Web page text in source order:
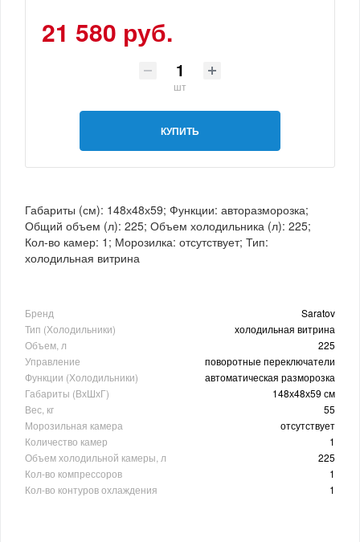
21 580 руб.
шт
КУПИТЬ
Габариты (см): 148х48х59; Функции: авторазморозка;
Общий объем (л): 225; Объем холодильника (л): 225;
Кол-во камер: 1; Морозилка: отсутствует; Тип:
холодильная витрина
Бренд
Saratov
Тип (Холодильники)
холодильная витрина
Объем, л
225
Управление
поворотные переключатели
Функции (Холодильники)
автоматическая разморозка
Габариты (ВхШхГ)
148х48х59 см
Вес, кг
55
Морозильная камера
отсутствует
Количество камер
1
Объем холодильной камеры, л
225
Кол-во компрессоров
1
Кол-во контуров охлаждения
1